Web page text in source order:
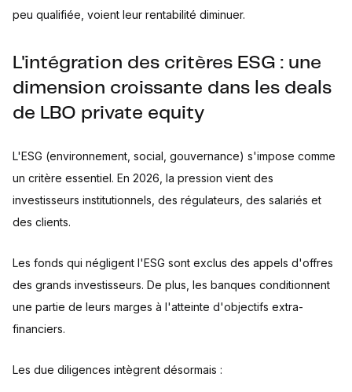
peu qualifiée, voient leur rentabilité diminuer.
L'intégration des critères ESG : une
dimension croissante dans les deals
de LBO private equity
L'ESG (environnement, social, gouvernance) s'impose comme
un critère essentiel. En 2026, la pression vient des
investisseurs institutionnels, des régulateurs, des salariés et
des clients.
Les fonds qui négligent l'ESG sont exclus des appels d'offres
des grands investisseurs. De plus, les banques conditionnent
une partie de leurs marges à l'atteinte d'objectifs extra-
financiers.
Les due diligences intègrent désormais :